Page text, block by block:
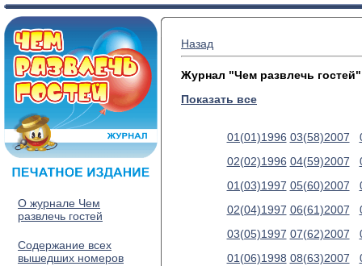
О журнале Чем
развлечь гостей
Содержание всех
вышедших номеров
Назад
Журнал "Чем развлечь гостей"
Показать все
01(01)1996
02(02)1996
01(03)1997
02(04)1997
03(05)1997
01(06)1998
03(58)2007
04(59)2007
05(60)2007
06(61)2007
07(62)2007
08(63)2007